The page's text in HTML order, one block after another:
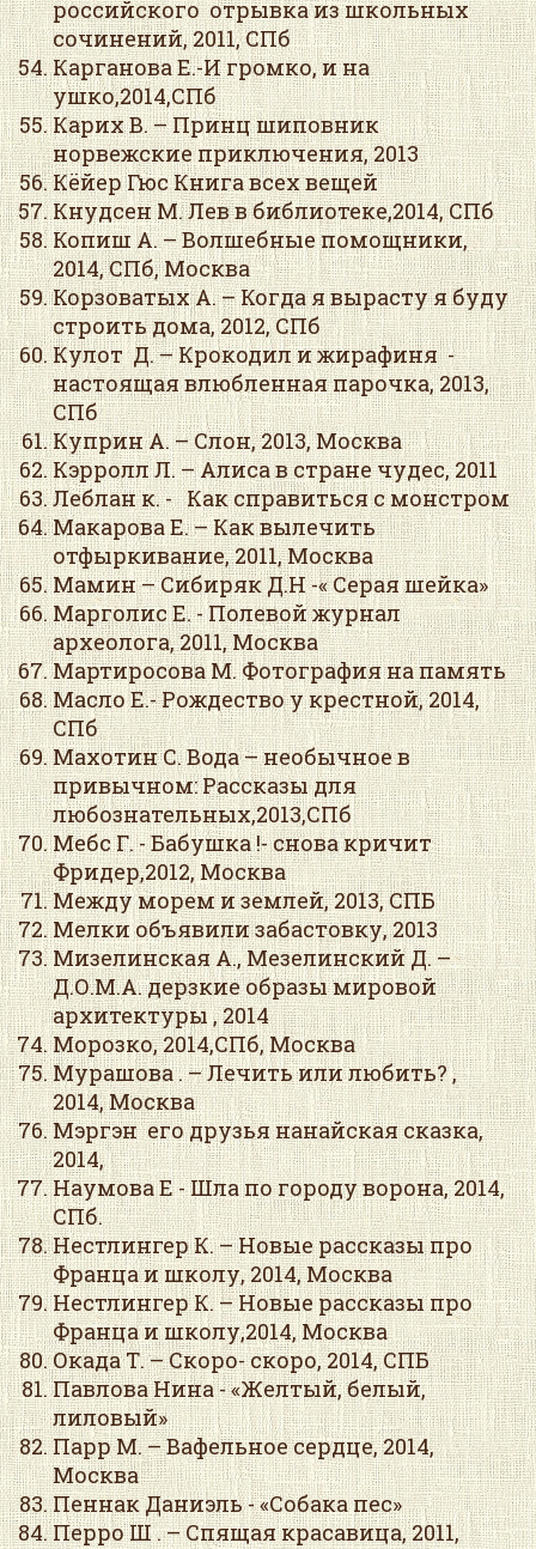
российского отрывка из школьных
сочинений, 2011, СПб
Карганова Е.-И громко, и на
ушко,2014,СПб
Карих В. – Принц шиповник
норвежские приключения, 2013
Кёйер Гюс Книга всех вещей
Кнудсен М. Лев в библиотеке,2014, СПб
Копиш А. – Волшебные помощники,
2014, СПб, Москва
Корзоватых А. – Когда я вырасту я буду
строить дома, 2012, СПб
Кулот Д. – Крокодил и жирафиня -
настоящая влюбленная парочка, 2013,
СПб
Куприн А. – Слон, 2013, Москва
Кэрролл Л. – Алиса в стране чудес, 2011
Леблан к. - Как справиться с монстром
Макарова Е. – Как вылечить
отфыркивание, 2011, Москва
Мамин – Сибиряк Д.Н -« Серая шейка»
Марголис Е. - Полевой журнал
археолога, 2011, Москва
Мартиросова М. Фотография на память
Масло Е.- Рождество у крестной, 2014,
СПб
Махотин С. Вода – необычное в
привычном: Рассказы для
любознательных,2013,СПб
Мебс Г. - Бабушка !- снова кричит
Фридер,2012, Москва
Между морем и землей, 2013, СПБ
Мелки объявили забастовку, 2013
Мизелинская А., Мезелинский Д. –
Д.О.М.А. дерзкие образы мировой
архитектуры , 2014
Морозко, 2014,СПб, Москва
Мурашова . – Лечить или любить? ,
2014, Москва
Мэргэн его друзья нанайская сказка,
2014,
Наумова Е - Шла по городу ворона, 2014,
СПб.
Нестлингер К. – Новые рассказы про
Франца и школу, 2014, Москва
Нестлингер К. – Новые рассказы про
Франца и школу,2014, Москва
Окада Т. – Скоро- скоро, 2014, СПБ
Павлова Нина - «Желтый, белый,
лиловый»
Парр М. – Вафельное сердце, 2014,
Москва
Пеннак Даниэль - «Собака пес»
Перро Ш . – Спящая красавица, 2011,